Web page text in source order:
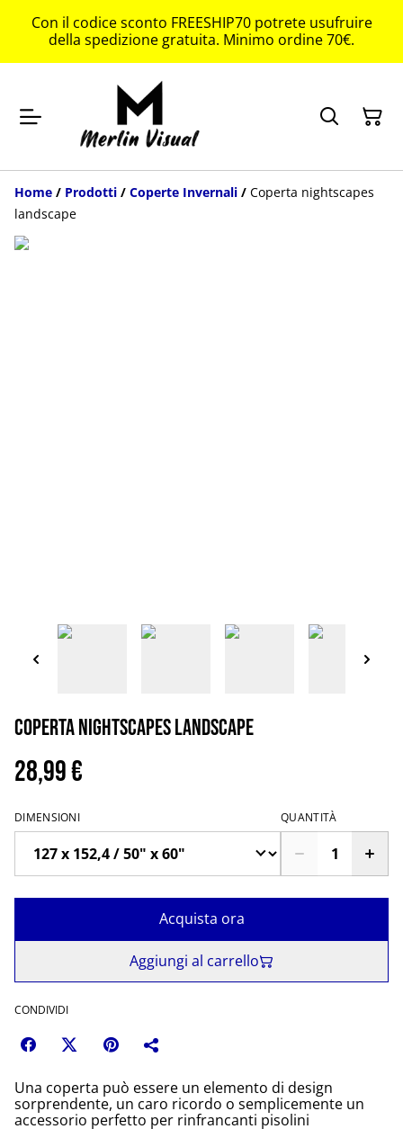
Con il codice sconto FREESHIP70 potrete usufruire
della spedizione gratuita. Minimo ordine 70€.
Home / Prodotti / Coperte Invernali / Coperta nightscapes
landscape
Coperta nightscapes landscape
28,99 €
DIMENSIONI QUANTITÀ
Acquista ora
Aggiungi al carrello
CONDIVIDI
Una coperta può essere un elemento di design
sorprendente, un caro ricordo o semplicemente un
accessorio perfetto per rinfrancanti pisolini